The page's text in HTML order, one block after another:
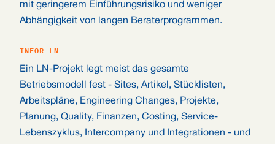
mit geringerem Einführungsrisiko und weniger
Abhängigkeit von langen Beraterprogrammen.
INFOR LN
Ein LN-Projekt legt meist das gesamte
Betriebsmodell fest - Sites, Artikel, Stücklisten,
Arbeitspläne, Engineering Changes, Projekte,
Planung, Quality, Finanzen, Costing, Service-
Lebenszyklus, Intercompany und Integrationen - und